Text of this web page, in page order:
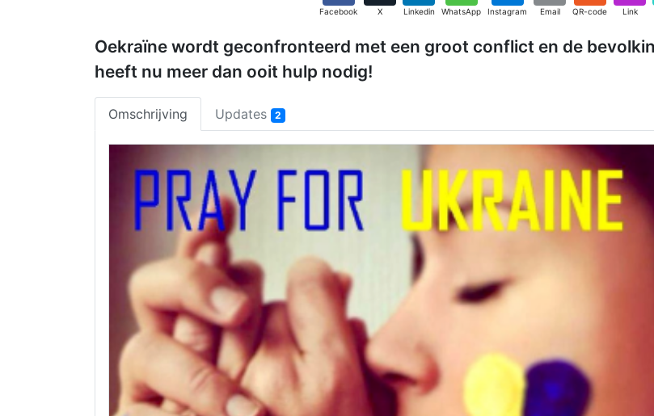
Facebook X Linkedin WhatsApp Instagram Email QR-code Link
Oekraïne wordt geconfronteerd met een groot conflict en de
heeft nu meer dan ooit hulp nodig!
Omschrijving Updates 2